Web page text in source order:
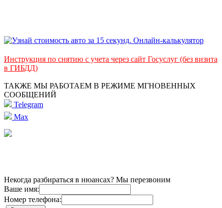
Инструкция по снятию с учета через сайт Госуслуг (без визита
в ГИБДД)
ТАКЖЕ МЫ РАБОТАЕМ В РЕЖИМЕ МГНОВЕННЫХ
СООБЩЕНИЙ
Telegram
Max
Некогда разбираться в нюансах? Мы перезвоним
Ваше имя:
Номер телефона: